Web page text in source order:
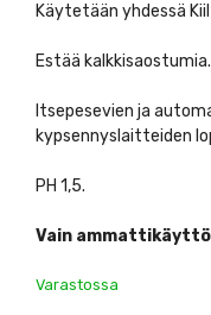
Käytetään yhdessä
Estää kalkkisaostumia.
Itsepesevien ja
kypsennyslaitteiden
PH 1,5.
Vain
Varastossa